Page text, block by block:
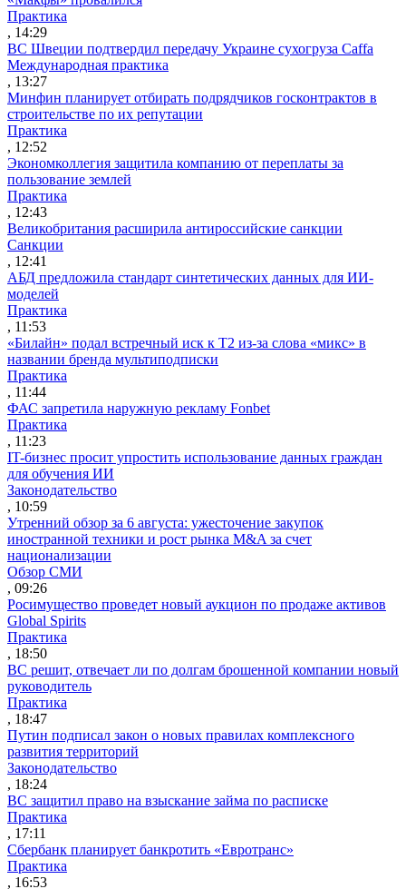
Практика
, 14:29
ВС Швеции подтвердил передачу Украине сухогруза Caffa
Международная практика
, 13:27
Минфин планирует отбирать подрядчиков госконтрактов в
строительстве по их репутации
Практика
, 12:52
Экономколлегия защитила компанию от переплаты за
пользование землей
Практика
, 12:43
Великобритания расширила антироссийские санкции
Санкции
, 12:41
АБД предложила стандарт синтетических данных для ИИ-
моделей
Практика
, 11:53
«Билайн» подал встречный иск к Т2 из-за слова «микс» в
названии бренда мультиподписки
Практика
, 11:44
ФАС запретила наружную рекламу Fonbet
Практика
, 11:23
IT-бизнес просит упростить использование данных граждан
для обучения ИИ
Законодательство
, 10:59
Утренний обзор за 6 августа: ужесточение закупок
иностранной техники и рост рынка M&A за счет
национализации
Обзор СМИ
, 09:26
Росимущество проведет новый аукцион по продаже активов
Global Spirits
Практика
, 18:50
ВС решит, отвечает ли по долгам брошенной компании новый
руководитель
Практика
, 18:47
Путин подписал закон о новых правилах комплексного
развития территорий
Законодательство
, 18:24
ВС защитил право на взыскание займа по расписке
Практика
, 17:11
Сбербанк планирует банкротить «Евротранс»
Практика
, 16:53